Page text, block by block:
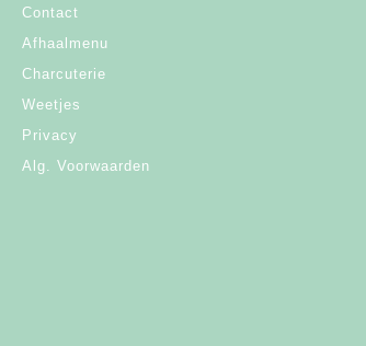
Contact
Afhaalmenu
Charcuterie
Weetjes
Privacy
Alg. Voorwaarden